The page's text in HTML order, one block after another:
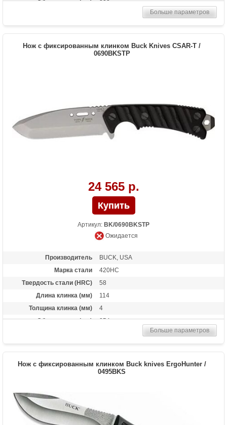
Общая длина (мм)
222
Комплект
ножны из ударопрочного нейлона в
комплекте
Вес (гр)
156
Больше параметров
Нож с фиксированным клинком Buck Knives CSAR-T /
0690BKSTP
24 565 р.
Артикул: BK/0690BKSTP
Ожидается
Производитель
BUCK, USA
Марка стали
420HC
Твердость стали (HRC)
58
Длина клинка (мм)
114
Толщина клинка (мм)
4
Общая длина (мм)
254
Комплект
ножны из ударопрочного нейлона,
совместимы с системой MOLLE сделан в
249.5
Больше параметров
Нож с фиксированным клинком Buck knives ErgoHunter /
0495BKS